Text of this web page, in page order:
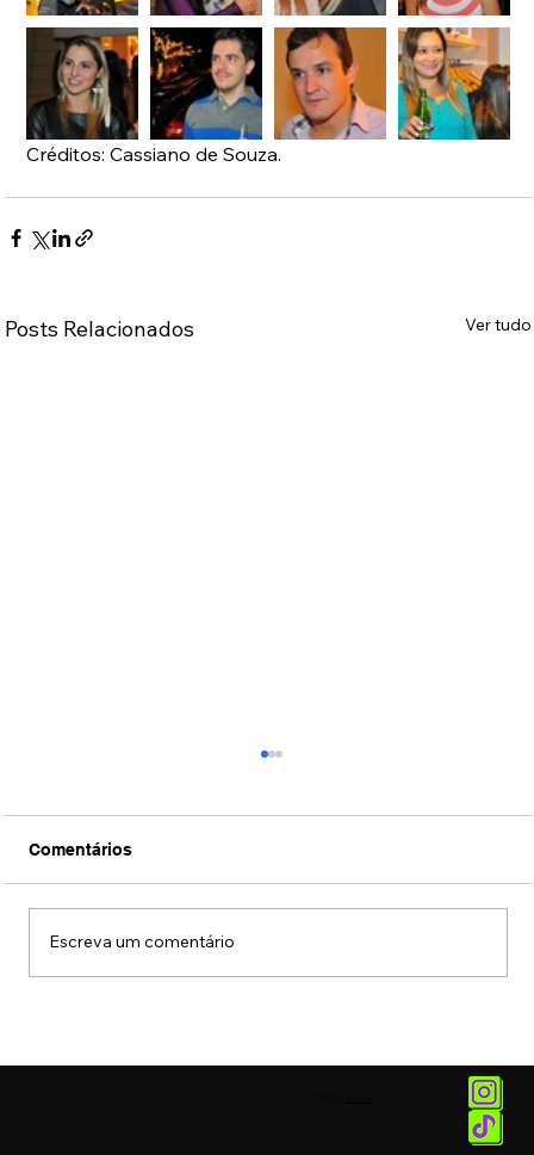
Créditos: Cassiano de Souza.
Posts Relacionados Ver tudo
Comentários
Escreva um comentário